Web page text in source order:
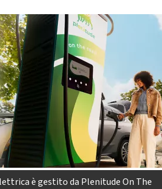
è gestito da Plenitude On The